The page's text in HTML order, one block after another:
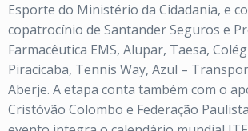
Esporte do Ministério da Cidadania, e
copatrocínio de Santander Seguros e
Farmacêutica EMS, Alupar, Taesa,
Piracicaba, Tennis Way, Azul –
Aberje. A etapa conta também com o
Cristóvão Colombo e Federação